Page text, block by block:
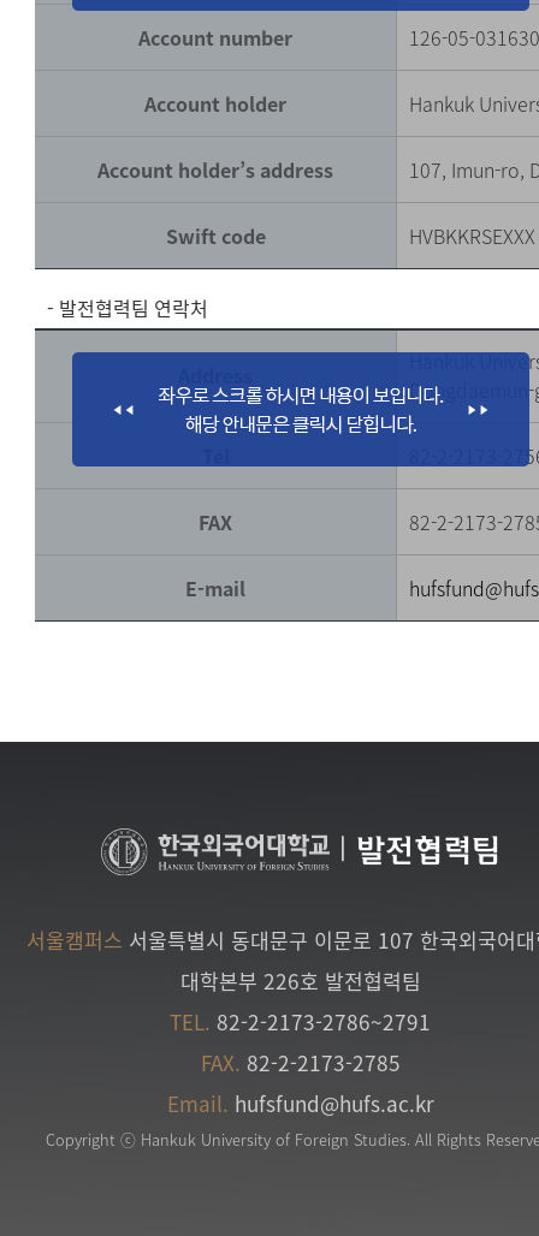
Account number 126-05-
Account holder Hankuk
Account holder’s address 107, Imun-ro,
Swift code HVBKKRSEXXX
- 발전협력팀 연락처
Hankuk
Dongdaemun-
82-2-2173-
FAX 82-2-2173-
E-mail
발전협력팀
서울캠퍼스 서울특별시 동대문구 이문로 107 한국외국어
대학본부 226호 발전협력팀
TEL. 82-2-2173-2786~2791
FAX. 82-2-2173-2785
Email. hufsfund@hufs.ac.kr
Copyright ⓒ Hankuk University of Foreign Studies. All Rights